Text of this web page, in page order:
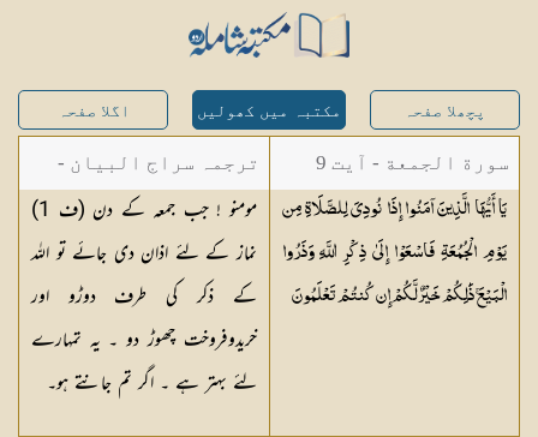
پچھلا صفحہ مکتبہ میں کھولیں اگلا صفحہ
سورة الجمعة - آیت 9
يَا أَيُّهَا الَّذِينَ آمَنُوا إِذَا نُودِيَ لِلصَّلَاةِ مِن
يَوْمِ الْجُمُعَةِ فَاسْعَوْا إِلَىٰ ذِكْرِ اللَّهِ وَذَرُوا
الْبَيْعَ ۚ ذَٰلِكُمْ خَيْرٌ لَّكُمْ إِن كُنتُمْتَعْلَمُونَ
ترجمہ سراج البیان -
مستفاد از ترجمتین
شاہ عبدالقادر دھلوی/
مومنو ! جب جمعہ کے دن (ف 1)
نماز کے لئے اذان دی جائے تو اللہ
کے ذکر کی طرف دوڑو اور
خریدوفروخت چھوڑ دو ۔ یہ تمہارے
لئے بہتر ہے ۔ اگر تم جانتے ہو۔